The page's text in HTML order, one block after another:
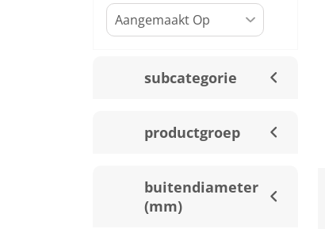
subcategorie
productgroep
buitendiameter
(mm)